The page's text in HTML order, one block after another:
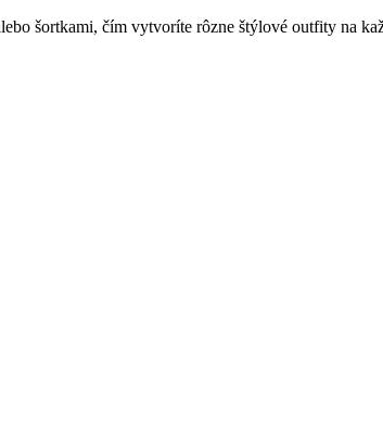
šortkami, čím vytvoríte rôzne štýlové outfity na